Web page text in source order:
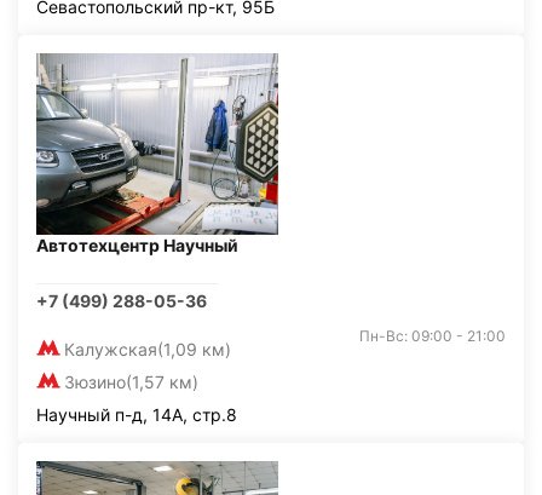
Севастопольский пр-кт, 95Б
Автотехцентр Научный
+7 (499) 288-05-36
Калужская(1,09 км)
Зюзино(1,57 км)
Пн-Вс: 09:00 - 21:00
Научный п-д, 14А, стр.8